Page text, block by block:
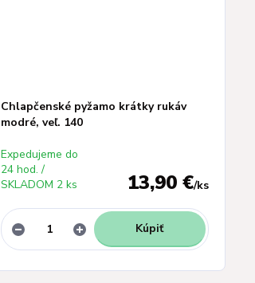
Chlapčenské pyžamo krátky rukáv
modré, veľ. 140
13,90 €/ks
Expedujeme do
24 hod. /
SKLADOM 2 ks
Kúpiť